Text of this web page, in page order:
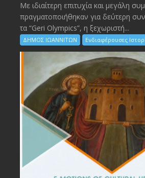
Με ιδιαίτερη επιτυχία και μεγάλη
πραγματοποιήθηκαν για δεύτερη
τα “Geri Olympics”, η ξεχωριστή...
ΔΗΜΟΣ ΙΩΑΝΝΙΤΩΝ Ενδιαφέρουσες